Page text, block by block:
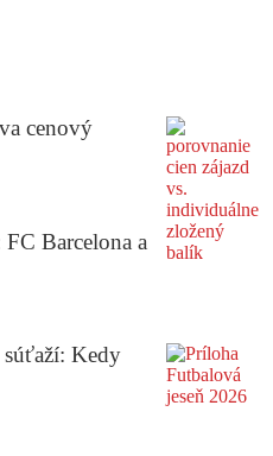
cenový
Barcelona a
Kedy